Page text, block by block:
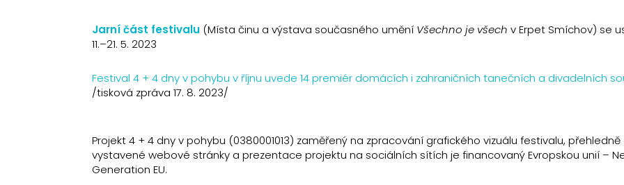
Jarní část festivalu (Místa činu a výstava současného umění Všechno je všech v Erpet Smíchov) se
11.–21. 5. 2023
Festival 4 + 4 dny v pohybu v říjnu uvede 14 premiér domácích i zahraničních tanečních a divadelních
/tisková zpráva 17. 8. 2023/
Projekt 4 + 4 dny v pohybu (0380001013) zaměřený na zpracování grafického vizuálu festivalu,
vystavené webové stránky a prezentace projektu na sociálních sítích je financovaný Evropskou unií –
Generation EU.